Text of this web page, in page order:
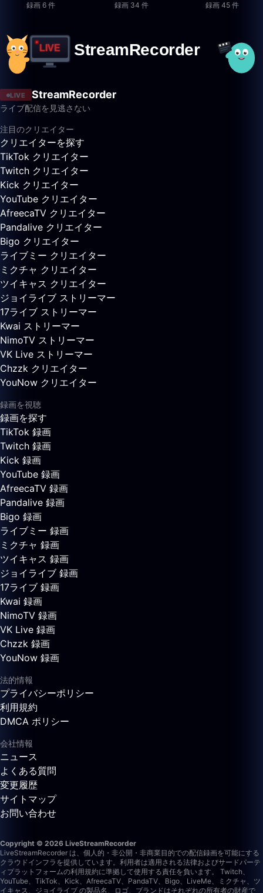
録画 6 件 録画 34 件 録画 45 件
LIVE StreamRecorder
ライブ配信を見逃さない
注目のクリエイター
クリエイターを探す
TikTok クリエイター
Twitch クリエイター
Kick クリエイター
YouTube クリエイター
AfreecaTV クリエイター
Pandalive クリエイター
Bigo クリエイター
ライブミー クリエイター
ミクチャ クリエイター
ツイキャス クリエイター
ジョイライブ ストリーマー
17ライブ ストリーマー
Kwai ストリーマー
NimoTV ストリーマー
VK Live ストリーマー
Chzzk クリエイター
YouNow クリエイター
録画を視聴
録画を探す
TikTok 録画
Twitch 録画
Kick 録画
YouTube 録画
AfreecaTV 録画
Pandalive 録画
Bigo 録画
ライブミー 録画
ミクチャ 録画
ツイキャス 録画
ジョイライブ 録画
17ライブ 録画
Kwai 録画
NimoTV 録画
VK Live 録画
Chzzk 録画
YouNow 録画
法的情報
プライバシーポリシー
利用規約
DMCA ポリシー
会社情報
ニュース
よくある質問
変更履歴
サイトマップ
お問い合わせ
Copyright © 2026 LiveStreamRecorder
LiveStreamRecorder は、個人的・非公開・非商業目的での配信録画を可能にする
クラウドインフラを提供しています。利用者は適用される法律およびサードパーテ
ィプラットフォームの利用規約に準拠して使用する責任を負います。
Twitch、
YouTube、TikTok、Kick、AfreecaTV、PandaTV、Bigo、LiveMe、ミクチャ、ツ
イキャス、ジョイライブ の製品名、ロゴ、ブランドはそれぞれの所有者の財産で